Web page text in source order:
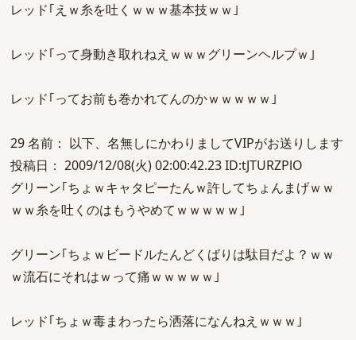
レッド｢えｗ糸を吐くｗｗｗ基本技ｗｗ｣
レッド｢って身動き取れねえｗｗｗグリーンヘルプｗ｣
レッド｢ってお前も巻かれてんのかｗｗｗｗｗ｣
29 名前： 以下、名無しにかわりましてVIPがお送りします
投稿日： 2009/12/08(火) 02:00:42.23 ID:tJTURZPlO
グリーン｢ちょｗキャタピーたんｗ許してちょんまげｗｗ
ｗｗ糸を吐くのはもうやめてｗｗｗｗｗ｣
グリーン｢ちょｗビードルたんどくばりは駄目だよ？ｗｗ
ｗ流石にそれはｗって痛ｗｗｗｗｗ｣
レッド｢ちょｗ毒まわったら洒落になんねえｗｗｗ｣